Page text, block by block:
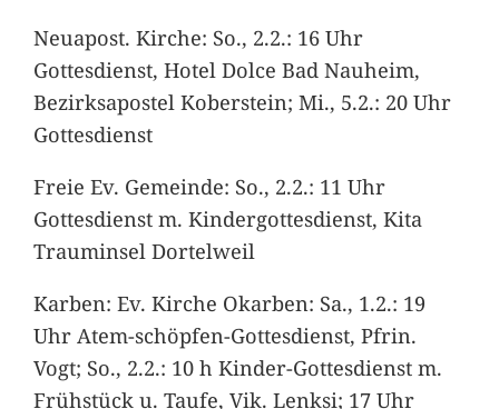
Neuapost. Kirche: So., 2.2.: 16 Uhr
Gottesdienst, Hotel Dolce Bad Nauheim,
Bezirksapostel Koberstein; Mi., 5.2.: 20 Uhr
Gottesdienst
Freie Ev. Gemeinde: So., 2.2.: 11 Uhr
Gottesdienst m. Kindergottesdienst, Kita
Trauminsel Dortelweil
Karben: Ev. Kirche Okarben: Sa., 1.2.: 19
Uhr Atem-schöpfen-Gottesdienst, Pfrin.
Vogt; So., 2.2.: 10 h Kinder-Gottesdienst m.
Frühstück u. Taufe, Vik. Lenksi; 17 Uhr